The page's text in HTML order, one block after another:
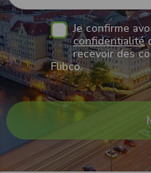
Je confirme
confidentialité
recevoir des
Flibco.